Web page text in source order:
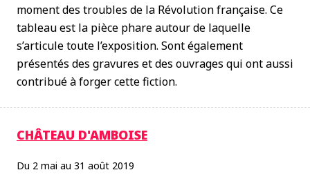
moment des troubles de la Révolution française. Ce
tableau est la pièce phare autour de laquelle
s’articule toute l’exposition. Sont également
présentés des gravures et des ouvrages qui ont aussi
contribué à forger cette fiction.
CHÂTEAU D'AMBOISE
Du 2 mai au 31 août 2019